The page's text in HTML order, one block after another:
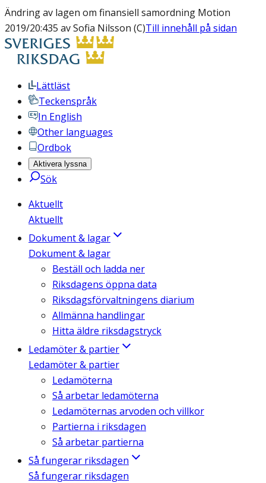
Ändring av lagen om finansiell samordning Motion
2019/20:435 av Sofia Nilsson (C)Till innehåll på sidan
Lättläst
Teckenspråk
In English
Other languages
Ordbok
Aktivera lyssna
Sök
Aktuellt
Aktuellt
Dokument & lagar
Dokument & lagar
Beställ och ladda ner
Riksdagens öppna data
Riksdagsförvaltningens diarium
Allmänna handlingar
Hitta äldre riksdagstryck
Ledamöter & partier
Ledamöter & partier
Ledamöterna
Så arbetar ledamöterna
Ledamöternas arvoden och villkor
Partierna i riksdagen
Så arbetar partierna
Så fungerar riksdagen
Så fungerar riksdagen